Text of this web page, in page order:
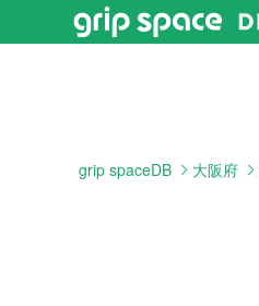
grip spaceDB 大阪府